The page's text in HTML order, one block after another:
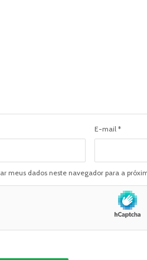
E-mail *
meus dados neste navegador para a